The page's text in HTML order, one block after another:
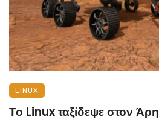
LINUX
Το Linux ταξίδεψε στον Άρη